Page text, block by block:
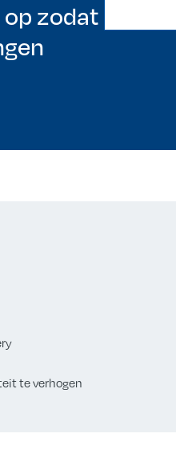
zodat
te verhogen